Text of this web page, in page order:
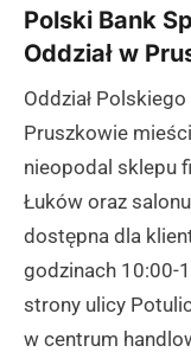
Polski Bank
Oddział w
Oddział
Pruszkowie
nieopodal sklepu
Łuków oraz
dostępna dla
godzinach 10:00-
strony ulicy
w centrum